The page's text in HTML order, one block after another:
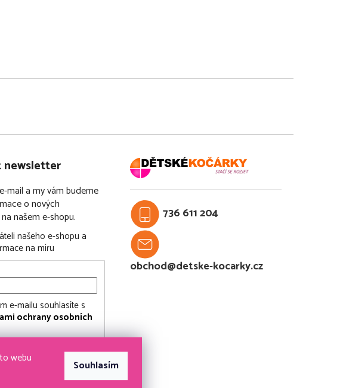
webu
Souhlasím
newsletter
mail a my vám budeme
o nových
našem e-shopu.
našeho e-shopu a
na míru
e-mailu souhlasíte s
ochrany osobních
SE
736 611 204
obchod@detske-kocarky.cz